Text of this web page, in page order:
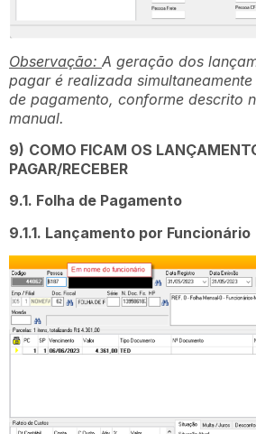
Observação: A geração dos
pagar é realizada
de pagamento, conforme descrito
manual.
9) COMO FICAM OS
PAGAR/RECEBER
9.1. Folha de Pagamento
9.1.1. Lançamento por Funcionário